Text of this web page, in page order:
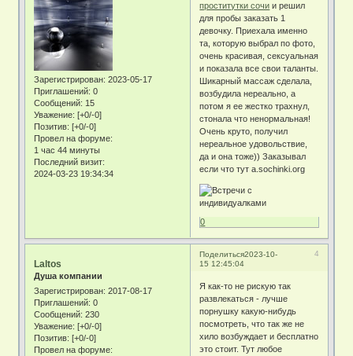
Зарегистрирован: 2023-05-17
Приглашений: 0
Сообщений: 15
Уважение: [+0/-0]
Позитив: [+0/-0]
Провел на форуме:
1 час 44 минуты
Последний визит:
2024-03-23 19:34:34
проститутки сочи и решил
для пробы заказать 1
девочку. Приехала именно
та, которую выбрал по фото,
очень красивая, сексуальная
и показала все свои таланты.
Шикарный массаж сделала,
возбудила нереально, а
потом я ее жестко трахнул,
стонала что ненормальная!
Очень круто, получил
нереальное удовольствие,
да и она тоже)) Заказывал
если что тут a.sochinki.org
0
Поделиться 4
2023-10-
15 12:45:04
Laltos
Душа компании
Зарегистрирован: 2017-08-17
Приглашений: 0
Сообщений: 230
Уважение: [+0/-0]
Позитив: [+0/-0]
Провел на форуме:
Я как-то не рискую так
развлекаться - лучше
порнушку какую-нибудь
посмотреть, что так же не
хило возбуждает и бесплатно
это стоит. Тут любое